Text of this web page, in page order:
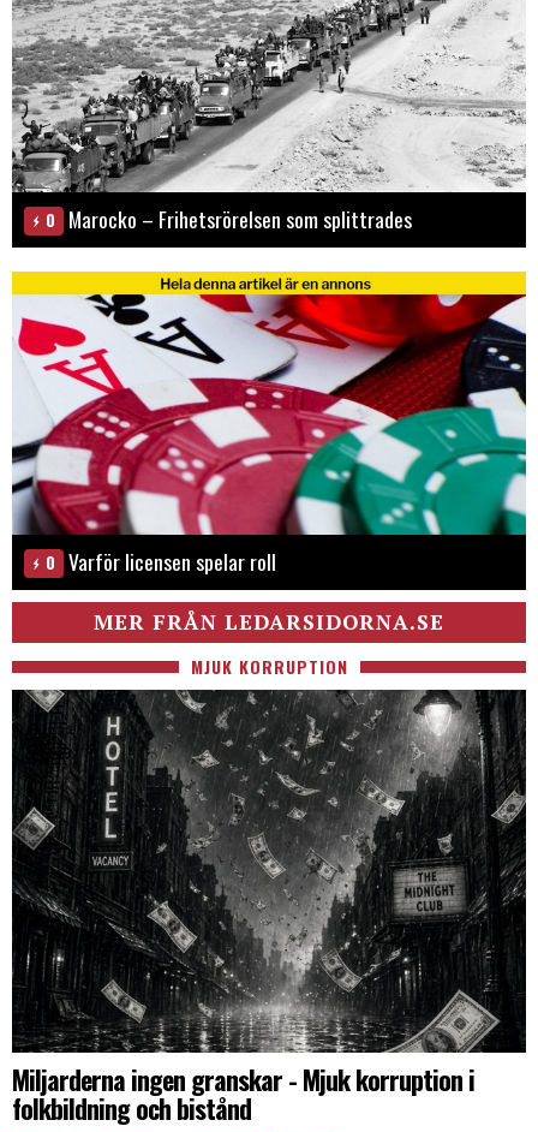
0 Marocko – Frihetsrörelsen som splittrades
0 Varför licensen spelar roll
MER FRÅN LEDARSIDORNA.SE
MJUK KORRUPTION
Miljarderna ingen granskar - Mjuk korruption i
folkbildning och bistånd